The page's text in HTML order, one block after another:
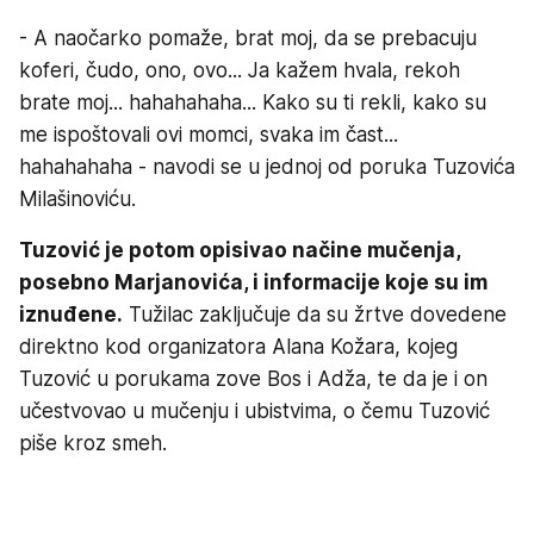
- A naočarko pomaže, brat moj, da se prebacuju
koferi, čudo, ono, ovo... Ja kažem hvala, rekoh
brate moj... hahahahaha... Kako su ti rekli, kako su
me ispoštovali ovi momci, svaka im čast...
hahahahaha - navodi se u jednoj od poruka Tuzovića
Milašinoviću.
Tuzović je potom opisivao načine mučenja,
posebno Marjanovića, i informacije koje su im
iznuđene. Tužilac zaključuje da su žrtve dovedene
direktno kod organizatora Alana Kožara, kojeg
Tuzović u porukama zove Bos i Adža, te da je i on
učestvovao u mučenju i ubistvima, o čemu Tuzović
piše kroz smeh.